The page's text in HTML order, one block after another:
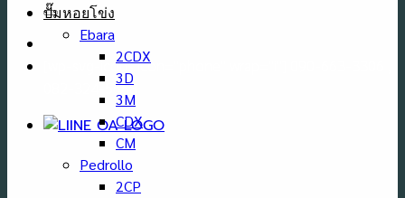
[wp-svg-icons icon="phone" wrap="i"] 090-663-3306 ,
082-324-5668
ปั๊มหอยโข่ง
Ebara
2CDX
3D
3M
CDX
CM
Pedrollo
2CP